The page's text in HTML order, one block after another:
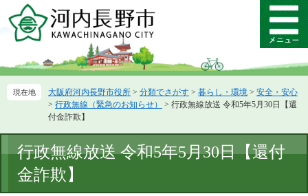
ー
先
ニ
を
本
文
メ
ニ
ー
大阪府河内長野市役所 > 分類でさがす > 暮らし・環境 > 安全・安心
> 行政無線（緊急のお知らせ） > 行政無線放送 令和5年5月30日【還
付金詐欺】
文
行政無線放送 令和5年5月30日【還付
金詐欺】